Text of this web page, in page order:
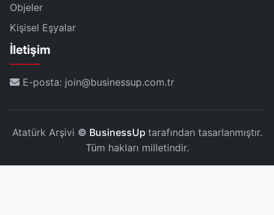
Objeler
Kişisel Eşyalar
İletişim
E-posta: join@businessup.com.tr
Atatürk Arşivi © BusinessUp tarafından tasarlanmıştır.
Tüm hakları milletindir.